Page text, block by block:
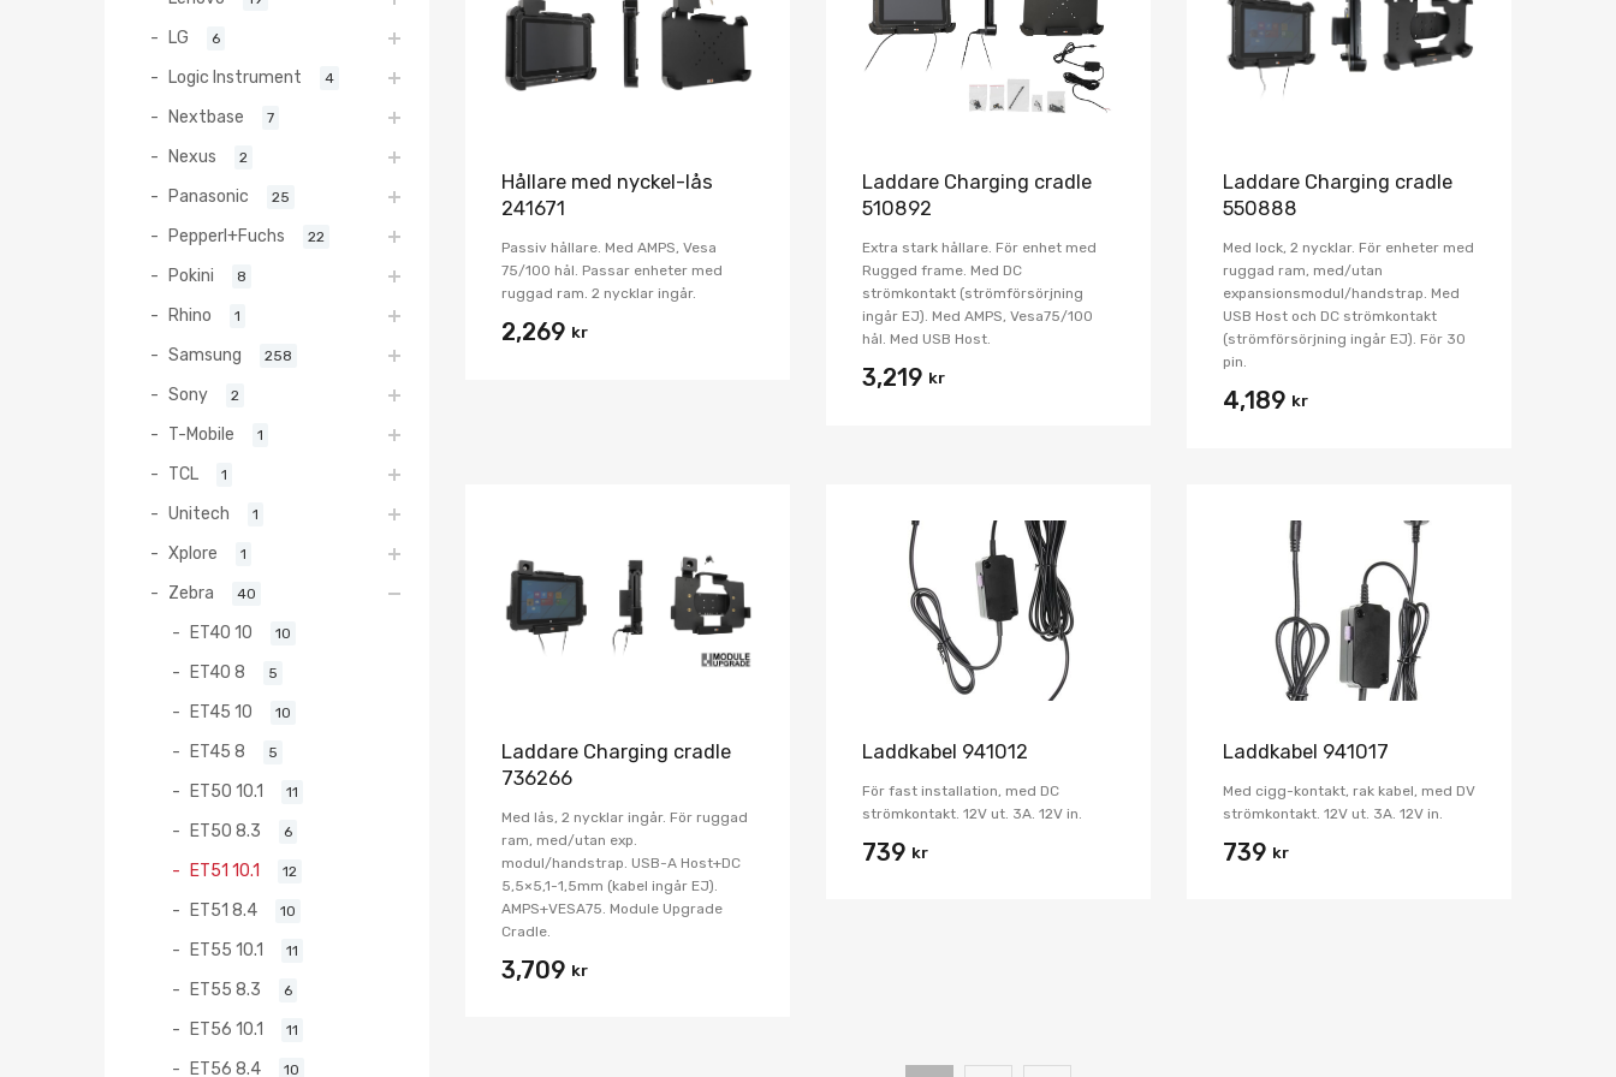
Hållare med nyckel-lås
241671
Passiv hållare. Med AMPS, Vesa
75/100 hål. Passar enheter med
ruggad ram. 2 nycklar ingår.
2,269 kr
Laddare Charging cradle
510892
Extra stark hållare. För enhet med
Rugged frame. Med DC
strömkontakt (strömförsörjning
ingår EJ). Med AMPS, Vesa75/100
hål. Med USB Host.
3,219 kr
Laddare Charging cradle
550888
Med lock, 2 nycklar. För enheter med
ruggad ram, med/utan
expansionsmodul/handstrap. Med
USB Host och DC strömkontakt
(strömförsörjning ingår EJ). För 30
pin.
4,189 kr
Laddare Charging cradle
736266
Med lås, 2 nycklar ingår. För ruggad
ram, med/utan exp.
modul/handstrap. USB-A Host+DC
5,5×5,1-1,5mm (kabel ingår EJ).
AMPS+VESA75. Module Upgrade
Cradle.
3,709 kr
Laddkabel 941012
För fast installation, med DC
strömkontakt. 12V ut. 3A. 12V in.
739 kr
Laddkabel 941017
Med cigg-kontakt, rak kabel, med DV
strömkontakt. 12V ut. 3A. 12V in.
739 kr
LG 6
Logic Instrument 4
Nextbase 7
Nexus 2
Panasonic 25
Pepperl+Fuchs 22
Pokini 8
Rhino 1
Samsung 258
Sony 2
T-Mobile 1
TCL 1
Unitech 1
Xplore 1
Zebra 40
ET40 10 10
ET40 8 5
ET45 10 10
ET45 8 5
ET50 10.1 11
ET50 8.3 6
ET51 10.1 12
ET51 8.4 10
ET55 10.1 11
ET55 8.3 6
ET56 10.1 11
ET56 8.4 10